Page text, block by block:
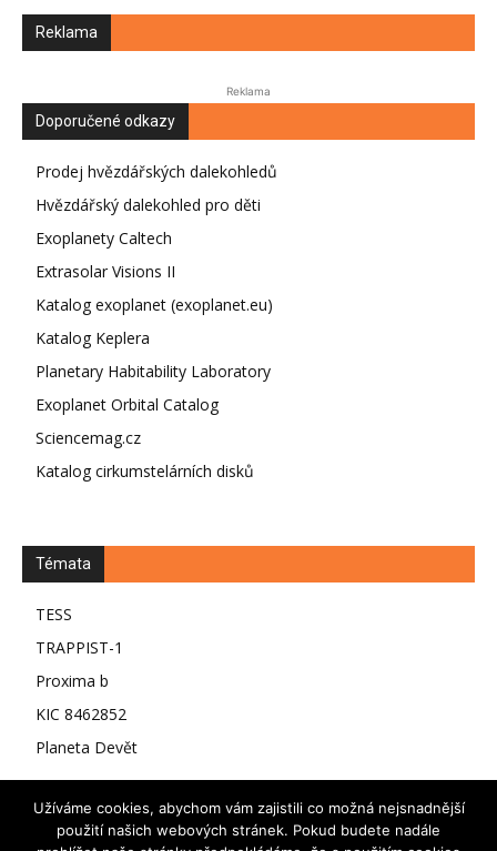
Reklama
Reklama
Doporučené odkazy
Prodej hvězdářských dalekohledů
Hvězdářský dalekohled pro děti
Exoplanety Caltech
Extrasolar Visions II
Katalog exoplanet (exoplanet.eu)
Katalog Keplera
Planetary Habitability Laboratory
Exoplanet Orbital Catalog
Sciencemag.cz
Katalog cirkumstelárních disků
Témata
TESS
TRAPPIST-1
Proxima b
KIC 8462852
Planeta Devět
Užíváme cookies, abychom vám zajistili co možná nejsnadnější
použití našich webových stránek. Pokud budete nadále